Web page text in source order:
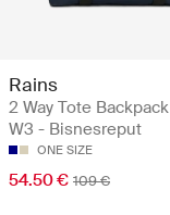
Rains
2 Way Tote Backpack
W3 - Bisnesreput
ONE SIZE
54.50 € 109 €